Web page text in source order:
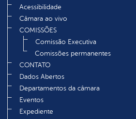
Acessibilidade
Câmara ao vivo
COMISSÕES
Comissão Executiva
Comissões permanentes
CONTATO
Dados Abertos
Departamentos da câmara
Eventos
Expediente